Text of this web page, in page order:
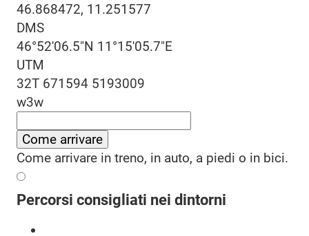
46.868472, 11.251577
DMS
46°52'06.5"N 11°15'05.7"E
UTM
32T 671594 5193009
w3w
Come arrivare
Come arrivare in treno, in auto, a piedi o in bici.
Percorsi consigliati nei dintorni